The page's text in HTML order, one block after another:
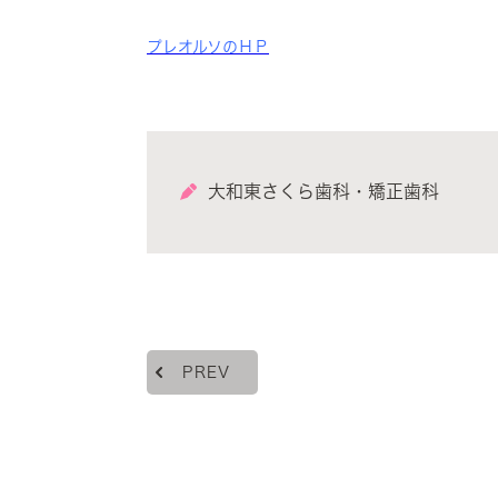
プレオルソのＨＰ
大和東さくら歯科・矯正歯科
PREV